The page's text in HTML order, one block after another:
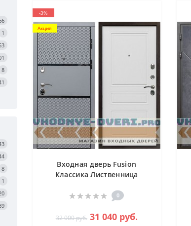
1
8
8
1
-3%
Акция
Входная дверь Fusion
Классика Лиственница
0
32 000 руб. 31 040 руб.